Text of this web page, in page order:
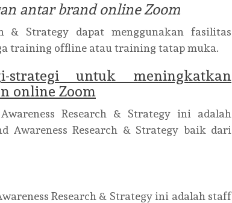
antar brand online Zoom
& Strategy dapat menggunakan fasilitas
training offline atau training tatap muka.
strategi untuk meningkatkan
online Zoom
Research & Strategy ini adalah
Awareness Research & Strategy baik dari
Research & Strategy ini adalah staff